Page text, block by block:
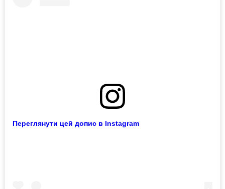
Переглянути цей допис в Instagram